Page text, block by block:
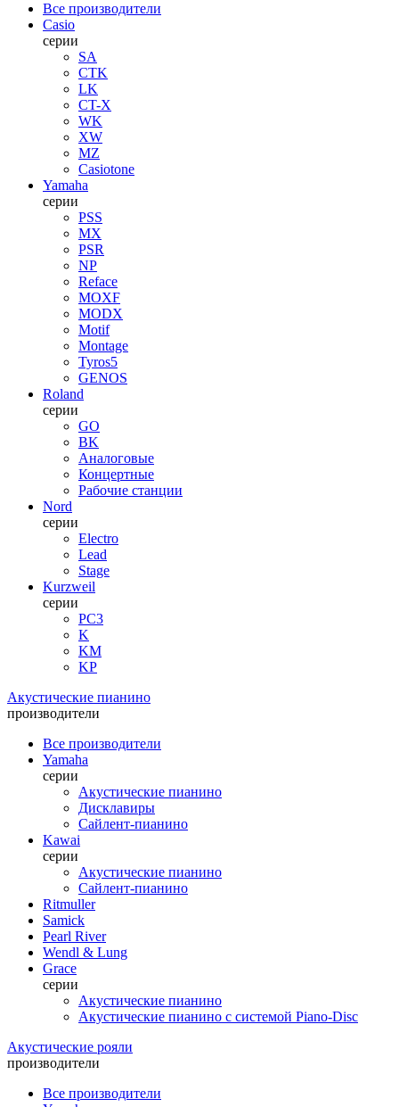
Все производители
Casio
серии
SA
CTK
LK
CT-X
WK
XW
MZ
Casiotone
Yamaha
серии
PSS
MX
PSR
NP
Reface
MOXF
MODX
Motif
Montage
Tyros5
GENOS
Roland
серии
GO
BK
Аналоговые
Концертные
Рабочие станции
Nord
серии
Electro
Lead
Stage
Kurzweil
серии
PC3
K
KM
KP
Акустические пианино
производители
Все производители
Yamaha
серии
Акустические пианино
Дисклавиры
Сайлент-пианино
Kawai
серии
Акустические пианино
Сайлент-пианино
Ritmuller
Samick
Pearl River
Wendl & Lung
Grace
серии
Акустические пианино
Акустические пианино с системой Piano-Disc
Акустические рояли
производители
Все производители